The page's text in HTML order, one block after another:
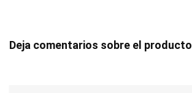
Deja comentarios sobre el producto